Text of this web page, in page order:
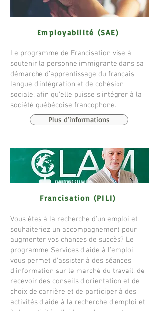
Employabilité (SAE)
Le programme de Francisation vise à
soutenir la personne immigrante dans sa
démarche d’apprentissage du français
langue d’intégration et de cohésion
sociale, afin qu’elle puisse s’intégrer à la
société québécoise francophone.​
Plus d'informations
Francisation (PILI)
Vous êtes à la recherche d'un emploi et
souhaiteriez un accompagnement pour
augmenter vos chances de succès? Le
programme Services d'aide à l'emploi
vous permet d'assister à des séances
d'information sur le marché du travail, de
recevoir des conseils d'orientation et de
choix de carrière et de participer à des
activités d'aide à la recherche d'emploi et